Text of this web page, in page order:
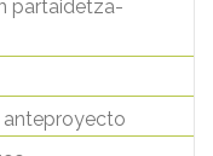
partaidetza-
anteproyecto